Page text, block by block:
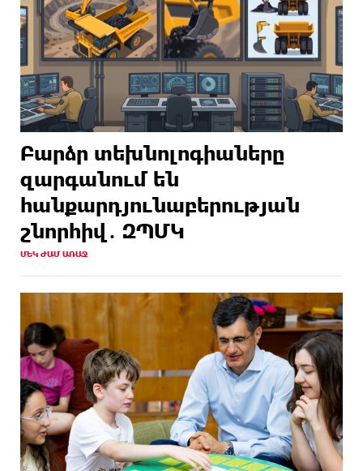
Բարձր տեխնոլոգիաները
զարգանում են
հանքարդյունաբերության
շնորհիվ․ ԶՊՄԿ
ՄԵԿ ԺԱՄ ԱՌԱՋ